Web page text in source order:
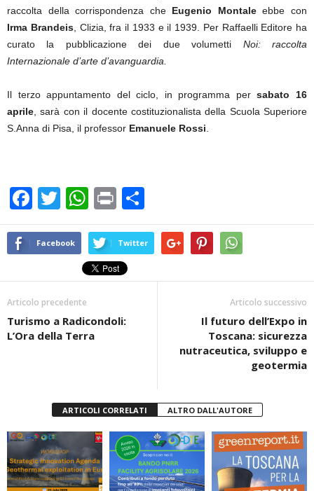
raccolta della corrispondenza che Eugenio Montaleebbe con
Irma Brandeis, Clizia, fra il 1933 e il 1939. Per Raffaelli Editore ha
curato la pubblicazione dei due volumetti Noi: raccolta
Internazionale d’arte d’avanguardia.
Il terzo appuntamento del ciclo, in programma persabato 16
aprile , sarà con il docente costituzionalista della Scuola Superiore
S.Anna di Pisa, il professor Emanuele Rossi
F
a
c
b
o
o
T
wi
tt
W
h
at
s
A
p
Pr
in
t
o
n
vi
Facebook Twitter
Articolo precedente
Turismo a Radicondoli:
L’Ora della Terra
Articolo successivo
Il futuro dell’Expo in
Toscana: sicurezza
nutraceutica, sviluppo e
geotermia
ARTICOLI CORRELATI ALTRO DALL'AUTORE